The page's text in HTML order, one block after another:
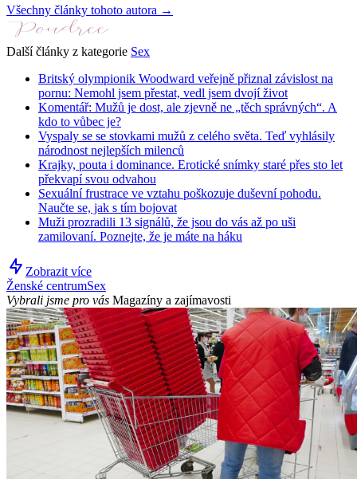
Všechny články tohoto autora →
Další články z kategorie Sex
Britský olympionik Woodward veřejně přiznal závislost na
pornu: Nemohl jsem přestat, vedl jsem dvojí život
Komentář: Mužů je dost, ale zjevně ne „těch správných“. A
kdo to vůbec je?
Vyspaly se se stovkami mužů z celého světa. Teď vyhlásily
národnost nejlepších milenců
Krajky, pouta i dominance. Erotické snímky staré přes sto let
překvapí svou odvahou
Sexuální frustrace ve vztahu poškozuje duševní pohodu.
Naučte se, jak s tím bojovat
Muži prozradili 13 signálů, že jsou do vás až po uši
zamilovaní. Poznejte, že je máte na háku
Zobrazit více
Ženské centrumSex
Vybrali jsme pro vás Magazíny a zajímavosti